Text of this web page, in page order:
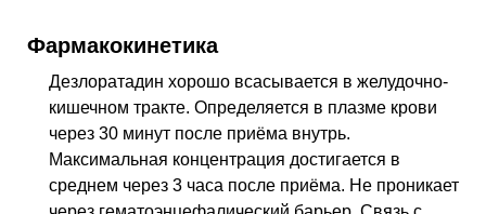
Фармакокинетика
Дезлоратадин хорошо всасывается в желудочно-
кишечном тракте. Определяется в плазме крови
через 30 минут после приёма внутрь.
Максимальная концентрация достигается в
среднем через 3 часа после приёма. Не проникает